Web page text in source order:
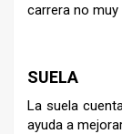
carrera no
SUELA
La suela
ayuda a